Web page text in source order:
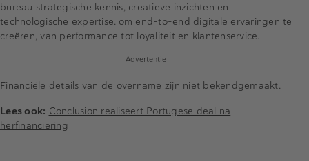
bureau strategische kennis, creatieve inzichten en
technologische expertise. om end-to-end digitale ervaringen te
creëren, van performance tot loyaliteit en klantenservice.
Advertentie
Financiële details van de overname zijn niet bekendgemaakt.
Lees ook: Conclusion realiseert Portugese deal na
herfinanciering